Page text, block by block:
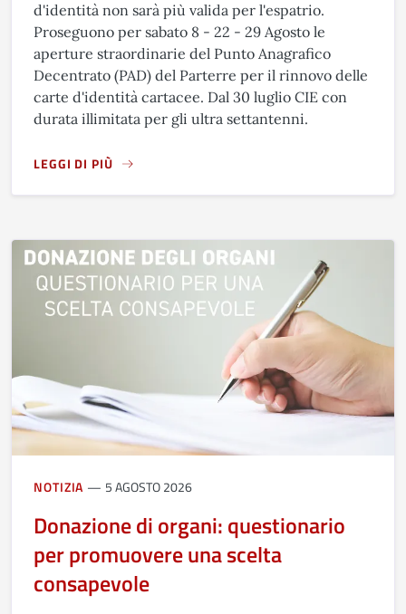
d'identità non sarà più valida per l'espatrio.
Proseguono per sabato 8 - 22 - 29 Agosto le
aperture straordinarie del Punto Anagrafico
Decentrato (PAD) del Parterre per il rinnovo delle
carte d'identità cartacee. Dal 30 luglio CIE con
durata illimitata per gli ultra settantenni.
LEGGI DI PIÙ
A PROPOSITO DI CARTA D'IDENTITÀ
NOTIZIA 5 AGOSTO 2026
Donazione di organi: questionario
per promuovere una scelta
consapevole